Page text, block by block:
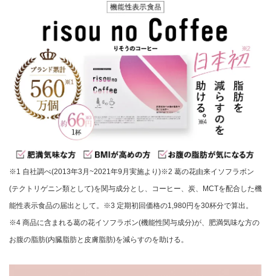
※1 自社調べ(2013年3月~2021年9月実施より)※2 葛の花由来イソフラボン
(テクトリゲニン類として)を関与成分とし、コーヒー、炭、MCTを配合した機
能性表示食品の届出として。※3 定期初回価格の1,980円を30杯分で算出。
※4 商品に含まれる葛の花イソフラボン(機能性関与成分)が、肥満気味な方の
お腹の脂肪(内臓脂肪と皮膚脂肪)を減らすのを助ける。